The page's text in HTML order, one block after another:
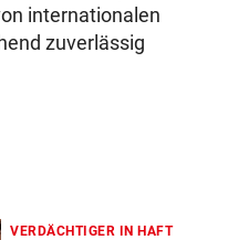
internationalen
zuverlässig
VERDÄCHTIGER IN HAFT